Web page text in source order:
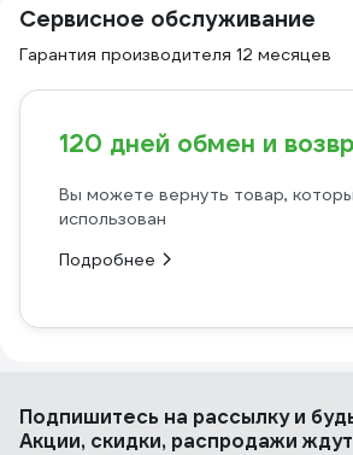
Сервисное обслуживание
Гарантия производителя 12 месяцев
120 дней обмен и
Вы можете вернуть товар,
использован
Подробнее
Подпишитесь на рассылкуи
Акции, скидки, распродажи